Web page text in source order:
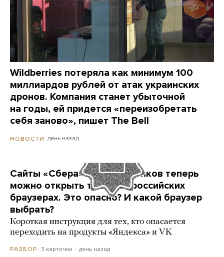
Wildberries потеряла как минимум 100
миллиардов рублей от атак украинских
дронов. Компания станет убыточной
на годы, ей придется «переизобретать
себя заново», пишет The Bell
НОВОСТИ день назад
Сайты «Сбера» и других банков теперь
можно открыть только в российских
браузерах. Это опасно? И какой браузер
выбрать?
Короткая инструкция для тех, кто опасается
переходить на продукты «Яндекса» и VK
РАЗБОР 3 карточки день назад